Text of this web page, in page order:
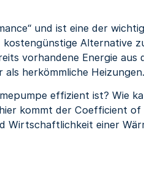
und ist eine der
Alternative
vorhandene Energie aus
herkömmliche Heizungen.
effizient ist? Wie
kommt der Coefficient
Wirtschaftlichkeit einer